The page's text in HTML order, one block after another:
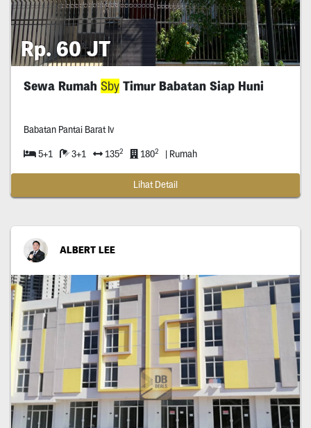
Rp. 60 JT
Sewa Rumah SbyTimur Babatan Siap Huni
Babatan Pantai Barat Iv
5+1 3+1 1352 1802 | Rumah
Lihat Detail
ALBERT LEE